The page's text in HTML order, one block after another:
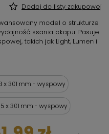
Dodaj do listy zakupowej
model o strukturze
ssania okapu. Pasuje
takich jak Light, Lumen i
x 301 mm - wyspowy
x 301 mm - wyspowy